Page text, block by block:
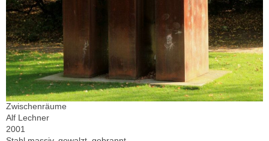
Zwischenräume
Alf Lechner
2001